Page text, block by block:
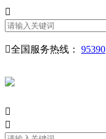
全国服务热线： 95390